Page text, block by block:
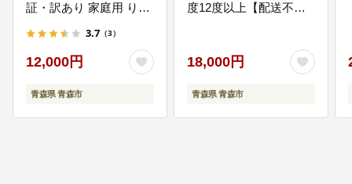
子育て支援、こども・若者支援、
校教育の充実など
ゆるスタ、ラーケーション、不登
証・訳あり 家庭用 りん
島】
3.7 （3）
12,000円
青森県 青森市
度12度以上【配送不可
18,000円
青森県 青森市